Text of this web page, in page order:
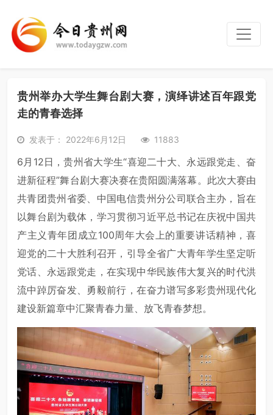
贵州举办大学生舞台剧大赛，演绎讲述百年跟党
走的青春选择
发表于： 2022年6月12日 11883
6月12日，贵州省大学生“喜迎二十大、永远跟党走、奋
进新征程”舞台剧大赛决赛在贵阳圆满落幕。此次大赛由
共青团贵州省委、中国电信贵州分公司联合主办，旨在
以舞台剧为载体，学习贯彻习近平总书记在庆祝中国共
产主义青年团成立100周年大会上的重要讲话精神，喜
迎党的二十大胜利召开，引导全省广大青年学生坚定听
党话、永远跟党走，在实现中华民族伟大复兴的时代洪
流中踔厉奋发、勇毅前行，在奋力谱写多彩贵州现代化
建设新篇章中汇聚青春力量、放飞青春梦想。